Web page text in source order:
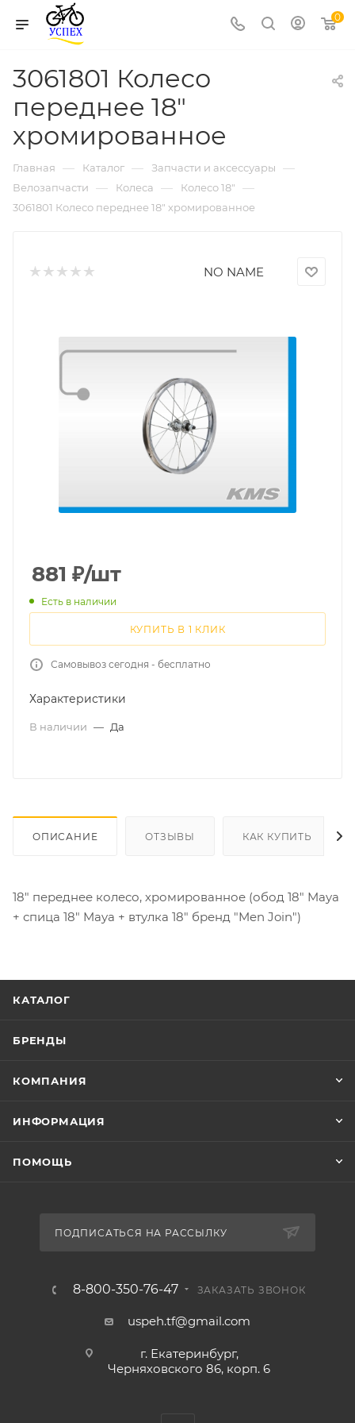
0
3061801 Колесо
переднее 18"
хромированное
Главная — Каталог — Запчасти и аксессуары —
Велозапчасти — Колеса — Колесо 18" —
3061801 Колесо переднее 18" хромированное
NO NAME
881 ₽/шт
Есть в наличии
КУПИТЬ В 1 КЛИК
Самовывоз сегодня - бесплатно
Характеристики
В наличии — Да
ОПИСАНИЕ ОТЗЫВЫ КАК КУПИТЬ
18" переднее колесо, хромированное (обод 18" Maya
+ спица 18" Maya + втулка 18" бренд "Men Join")
КАТАЛОГ
БРЕНДЫ
КОМПАНИЯ
ИНФОРМАЦИЯ
ПОМОЩЬ
ПОДПИСАТЬСЯ НА РАССЫЛКУ
8-800-350-76-47 ЗАКАЗАТЬ ЗВОНОК
uspeh.tf@gmail.com
г. Екатеринбург,
Черняховского 86, корп. 6​